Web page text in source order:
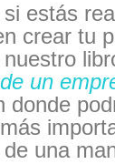
estás
crear tu
un
donde
una